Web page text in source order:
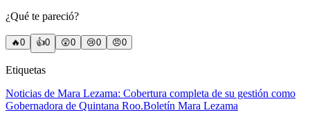
¿Qué te pareció?
🔥0 👍0 😲0 😢0 😠0
Etiquetas
Noticias de Mara Lezama: Cobertura completa de su gestión como
Gobernadora de Quintana Roo.Boletín Mara Lezama